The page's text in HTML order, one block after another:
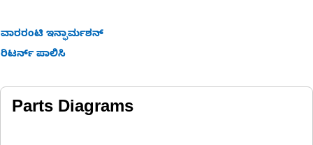
ವಾರರಂಟಿ ಇನ್ಫಾರ್ಮಶನ್
ರಿಟರ್ನ್ ಪಾಲಿಸಿ
Parts Diagrams